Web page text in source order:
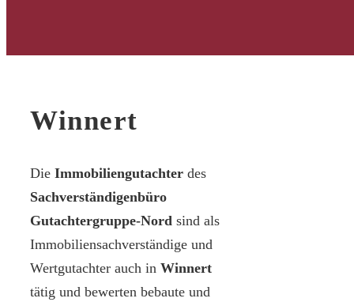
Winnert
Die Immobiliengutachter des
Sachverständigenbüro
Gutachtergruppe-Nord sind als
Immobiliensachverständige und
Wertgutachter auch in Winnert
tätig und bewerten bebaute und